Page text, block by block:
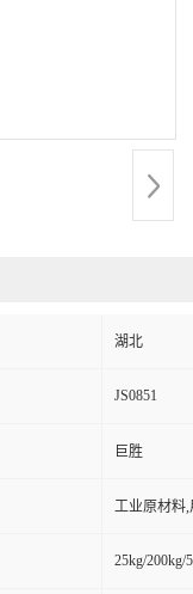
湖北
JS0851
巨胜
工业原材料
25kg/200kg/